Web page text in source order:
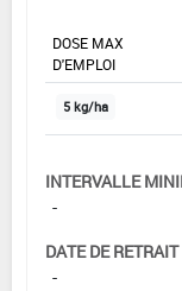
DOSE MAX
D'EMPLOI
5 kg/ha
INTERVALLE
-
DATE DE
-